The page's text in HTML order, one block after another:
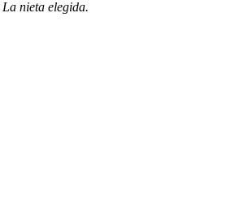
La nieta elegida.